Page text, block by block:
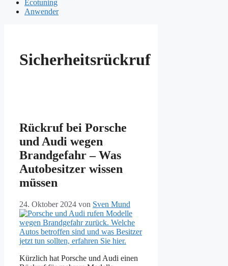
Ecotuning
Anwender
Sicherheitsrückruf
Rückruf bei Porsche
und Audi wegen
Brandgefahr – Was
Autobesitzer wissen
müssen
24. Oktober 2024 von Sven Mund
Kürzlich hat Porsche und Audi einen